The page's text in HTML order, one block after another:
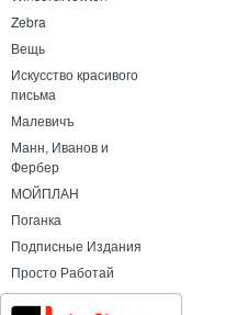
Zebra
Вещь
Искусство красивого
письма
Малевичъ
Манн, Иванов и
Фербер
МОЙПЛАН
Поганка
Подписные Издания
Просто Работай